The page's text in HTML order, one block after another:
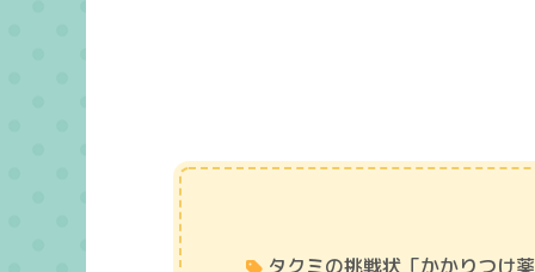
タクミの挑戦状「かかりつけ薬